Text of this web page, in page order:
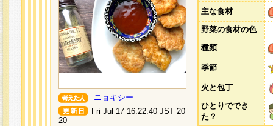
ニョキシー
Fri Jul 17 16:22:40 JST 20
20
主な食材
野菜の食材の色
種類
季節
火と包丁
ひとりででき
た？